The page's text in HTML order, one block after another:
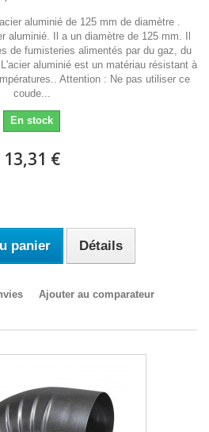
aluminié de 125 mm de diamètre .
aluminié. Il a un diamètre de 125 mm. Il
de fumisteries alimentés par du gaz, du
aluminié est un matériau résistant à
Attention : Ne pas utiliser ce
coude...
En stock
13,31 €
panier Détails
Ajouter au comparateur